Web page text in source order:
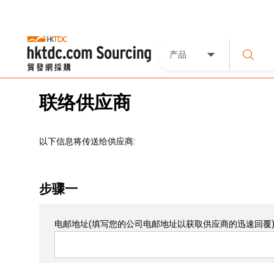
产品
联络供应商
以下信息将传送给供应商:
步骤一
电邮地址(填写您的公司电邮地址以获取供应商的迅速回覆)